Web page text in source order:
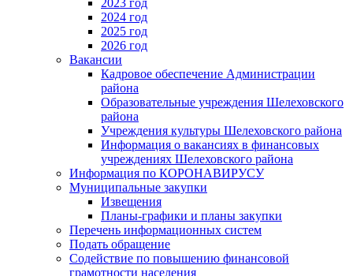
2024 год
2025 год
2026 год
Вакансии
Кадровое обеспечение Администрации
района
Образовательные учреждения Шелеховского
района
Учреждения культуры Шелеховского района
Информация о вакансиях в финансовых
учреждениях Шелеховского района
Информация по КОРОНАВИРУСУ
Муниципальные закупки
Извещения
Планы-графики и планы закупки
Перечень информационных систем
Подать обращение
Содействие по повышению финансовой
грамотности населения